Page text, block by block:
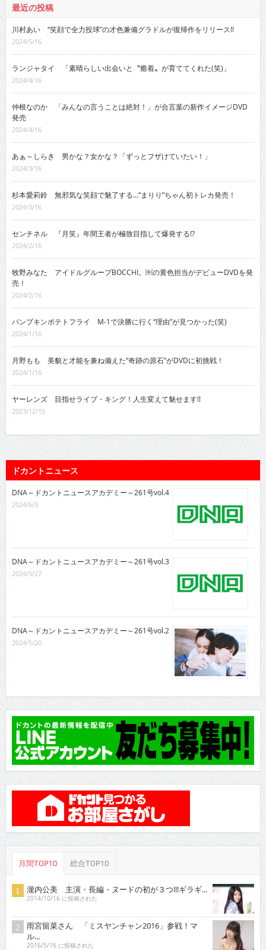
最近の投稿
川村あい “笑顔で全力投球”の才色兼備グラドルが復帰作をリリース!!
2024/5/16
ランジャタイ 「素晴らしい出会いと〝癒着〟が育ててくれた(笑)」
2024/4/16
仲根なのか 「みんなの言うことは絶対！」が合言葉の新作イメージDVD
発売
2024/4/16
あぁ～しらき 男かな？女かな？「ずっとフザけていたい！」
2024/3/16
杉本愛莉鈴 無邪気な笑顔で魅了する…“まりり”ちゃん初トレカ発売！
2024/3/16
センチネル 『月笑』年間王者が極致目指して爆発する!?
2024/2/16
牧野みなた アイドルグループBOCCHI。￼の黄色担当がデビューDVDを発
売！
2024/2/16
パンプキンポテトフライ M-1で決勝に行く“理由”が見つかった(笑)
2024/1/16
月野もも 美貌と才能を兼ね備えた“奇跡の原石”がDVDに初挑戦！
2024/1/16
ヤーレンズ 目指せライブ・キング！人生変えて魅せます!!
2023/12/15
ドカントニュース
DNA～ドカントニュースアカデミー～261号vol.4
2024/6/3
DNA～ドカントニュースアカデミー～261号vol.3
2024/5/27
DNA～ドカントニュースアカデミー～261号vol.2
2024/5/20
月間TOP10 総合TOP10
瀧内公美 主演・長編・ヌードの初が３つ!!!ギラギ...
2014/10/16 に投稿された
雨宮留菜さん 「ミスヤンチャン2016」参戦！マ
ル...
2016/5/16 に投稿された